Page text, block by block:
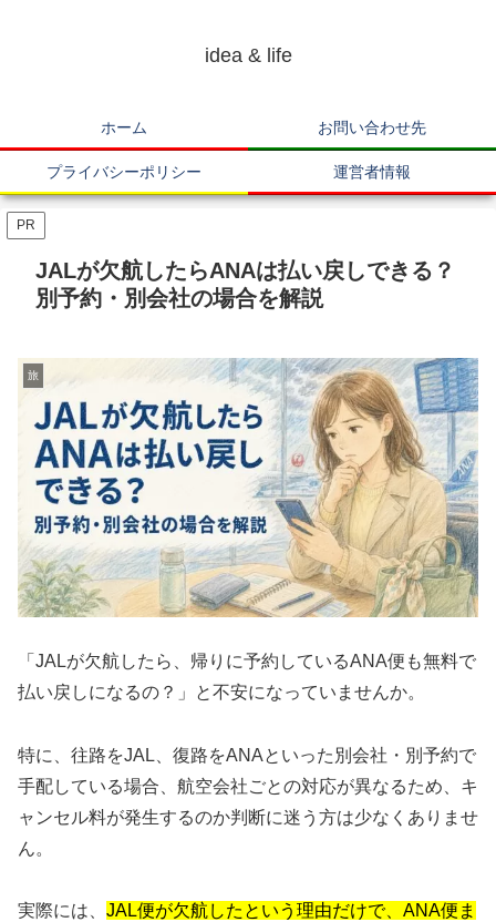
idea & life
ホーム お問い合わせ先
プライバシーポリシー 運営者情報
PR
JALが欠航したらANAは払い戻しできる？
別予約・別会社の場合を解説
旅
「JALが欠航したら、帰りに予約しているANA便も無料で
払い戻しになるの？」と不安になっていませんか。
特に、往路をJAL、復路をANAといった別会社・別予約で
手配している場合、航空会社ごとの対応が異なるため、キ
ャンセル料が発生するのか判断に迷う方は少なくありませ
ん。
実際には、 JAL便が欠航したという理由だけで、ANA便ま